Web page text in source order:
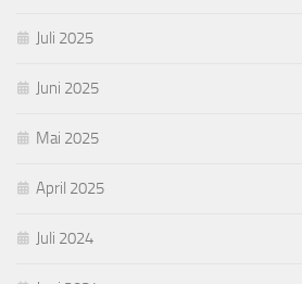
Juli 2025
Juni 2025
Mai 2025
April 2025
Juli 2024